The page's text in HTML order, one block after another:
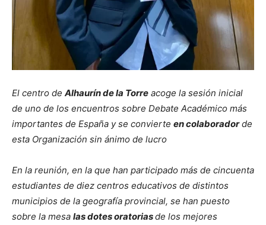
El centro de Alhaurín de la Torre acoge la sesión inicial
de uno de los encuentros sobre Debate Académico más
importantes de España y se convierte en colaboradorde
esta Organización sin ánimo de lucro
En la reunión, en la que han participado más de cincuenta
estudiantes de diez centros educativos de distintos
municipios de la geografía provincial, se han puesto
sobre la mesa las dotes oratoriasde los mejores